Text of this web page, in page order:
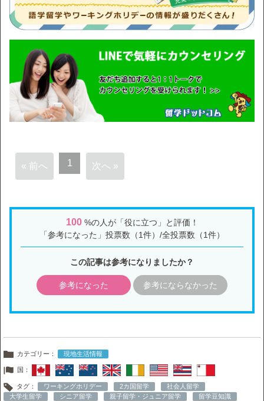
« 前へ 1 次へ »
100%の人が「役に立つ」と評価！
「参考になった」投票数（1件）/全投票数（1件）
この記事は参考になりましたか？
参考になった 参考にならなかった
カテゴリー： 現地生活情報
国：
タグ： ワーキングホリデー 2カ国留学
社会人留学
大学生留学
シニア留学 親子留学・ジュニア留学
留学豆知識